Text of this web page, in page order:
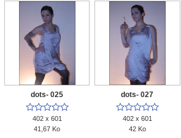
dots- 025

402 x 601
41,67 Ko
dots- 027

402 x 601
42 Ko